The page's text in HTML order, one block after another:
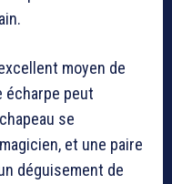
moyen de
écharpe peut
se
et une paire
déguisement de